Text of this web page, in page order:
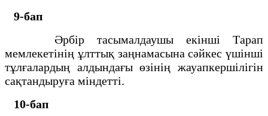
9-бап
Әрбір тасымалдаушы екінші Тарап
мемлекетінің ұлттық заңнамасына сәйкес үшінші
тұлғалардың алдындағы өзінің жауапкершілігін
сақтандыруға міндетті.
10-бап